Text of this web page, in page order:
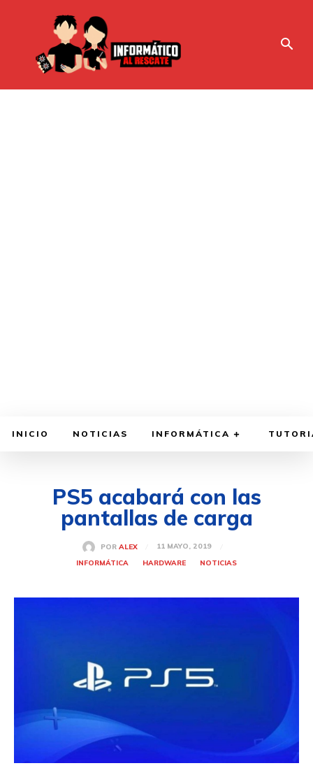
INICIO NOTICIAS INFORMÁTICA
PS5 acabará con las
pantallas de carga
POR ALEX
11 MAYO, 2019
INFORMÁTICA
HARDWARE NOTICIAS